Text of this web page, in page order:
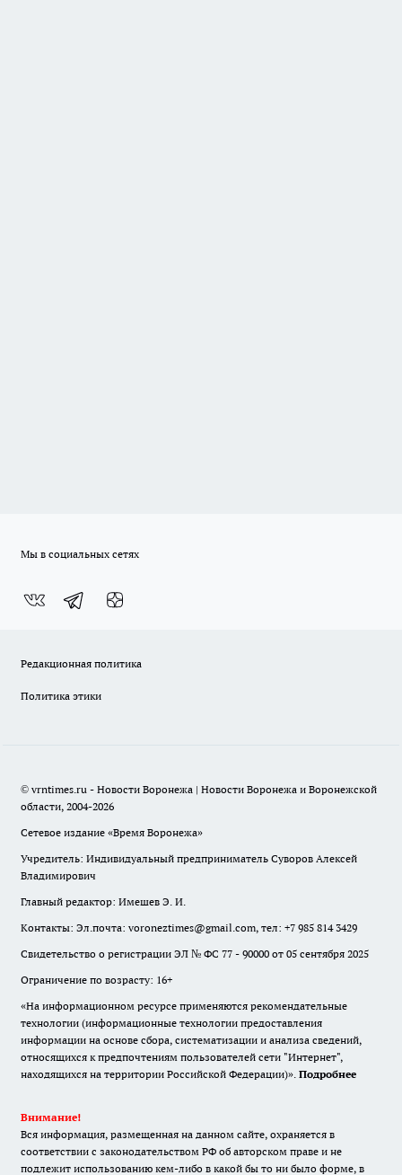
Мы в социальных сетях
Редакционная политика
Политика этики
© vrntimes.ru - Новости Воронежа | Новости Воронежа и Воронежской
области, 2004-2026
Сетевое издание «Время Воронежа»
Учредитель: Индивидуальный предприниматель Суворов Алексей
Владимирович
Главный редактор: Имешев Э. И.
Контакты: Эл.почта: voroneztimes@gmail.com, тел: +7 985 814 3429
Свидетельство о регистрации ЭЛ № ФС 77 - 90000 от 05 сентября 2025
Ограничение по возрасту: 16+
«На информационном ресурсе применяются рекомендательные
технологии (информационные технологии предоставления
информации на основе сбора, систематизации и анализа сведений,
относящихся к предпочтениям пользователей сети "Интернет",
находящихся на территории Российской Федерации)». Подробнее
Внимание!
Вся информация, размещенная на данном сайте, охраняется в
соответствии с законодательством РФ об авторском праве и не
подлежит использованию кем-либо в какой бы то ни было форме, в